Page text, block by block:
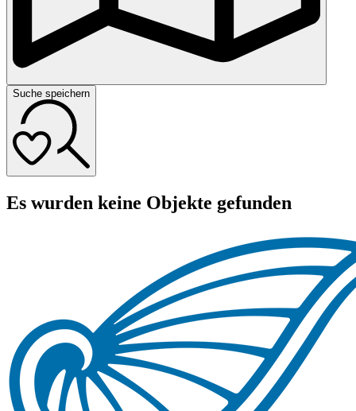
Suche speichern
Es wurden keine Objekte gefunden